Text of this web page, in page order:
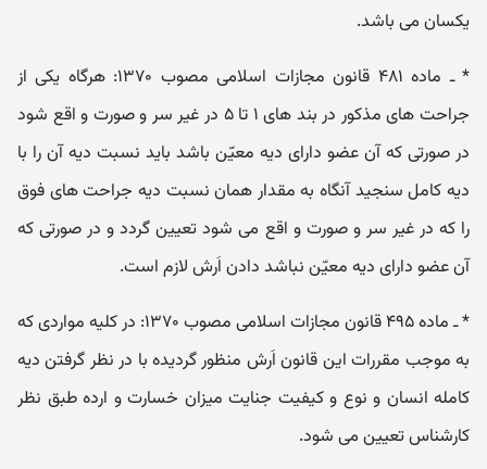
یکسان می باشد.
* ـ ماده ۴۸۱ قانون مجازات اسلامی مصوب ۱۳۷۰: هرگاه یکی از
جراحت های مذکور در بند های ۱ تا ۵ در غیر سر و صورت و اقع شود
در صورتی که آن عضو دارای دیه معیّن باشد باید نسبت دیه آن را با
دیه کامل سنجید آنگاه به مقدار همان نسبت دیه جراحت های فوق
را که در غیر سر و صورت و اقع می شود تعیین گردد و در صورتی که
آن عضو دارای دیه معیّن نباشد دادن اَرش لازم است.
* ـ ماده ۴۹۵ قانون مجازات اسلامی مصوب ۱۳۷۰: در کلیه مواردی که
به موجب مقررات این قانون اَرش منظور گردیده با در نظر گرفتن دیه
کامله انسان و نوع و کیفیت جنایت میزان خسارت و ارده طبق نظر
کارشناس تعیین می شود.